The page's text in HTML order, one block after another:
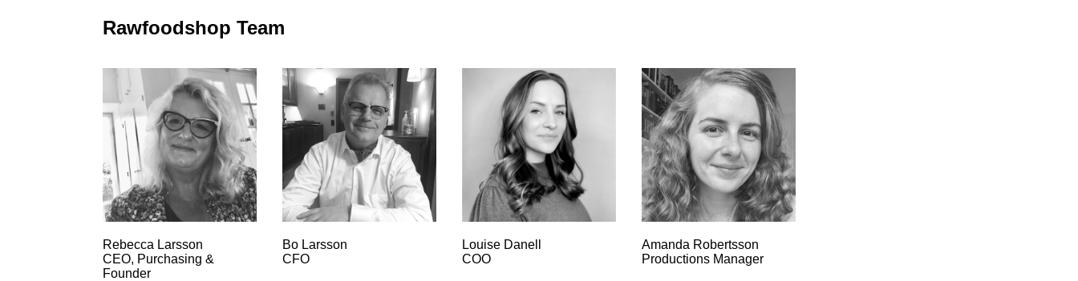
Rawfoodshop Team
Rebecca Larsson
CEO, Purchasing &
Founder
Bo Larsson
CFO
Louise Danell
COO
Amanda Robertsson
Productions Manager